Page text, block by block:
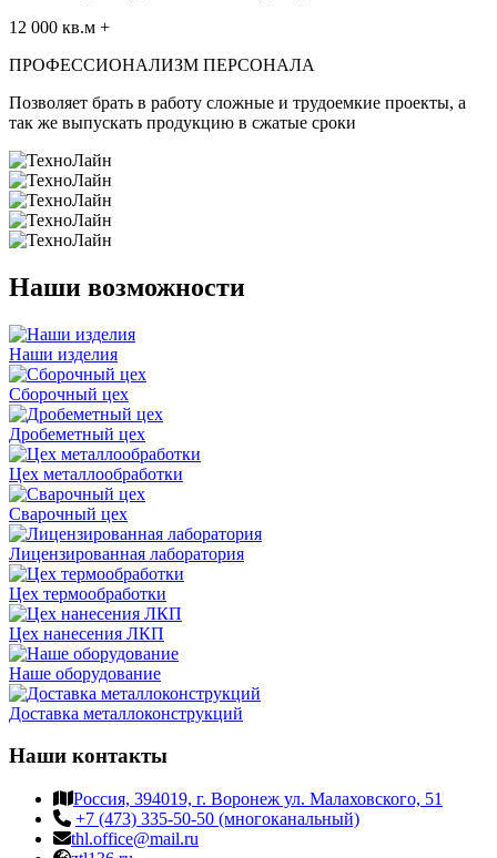
12 000 кв.м +
ПРОФЕССИОНАЛИЗМ ПЕРСОНАЛА
Позволяет брать в работу сложные и трудоемкие проекты, а
так же выпускать продукцию в сжатые сроки
Наши возможности
Наши изделия
Сборочный цех
Дробеметный цех
Цех металлообработки
Сварочный цех
Лицензированная лаборатория
Цех термообработки
Цех нанесения ЛКП
Наше оборудование
Доставка металлоконструкций
Наши контакты
Россия, 394019, г. Воронеж ул. Малаховского, 51
+7 (473) 335-50-50 (многоканальный)
thl.office@mail.ru